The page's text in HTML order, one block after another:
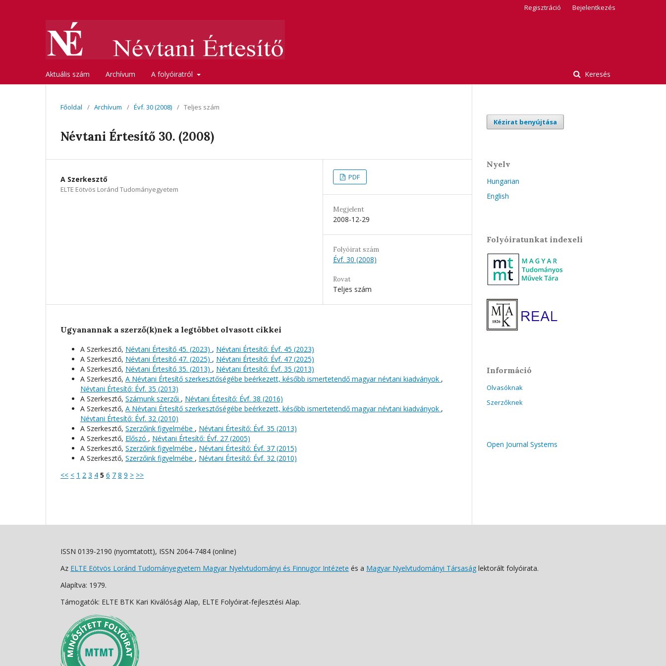
Aktuális szám Archívum A folyóiratról Keresés
Regisztráció Bejelentkezés
Főoldal / Archívum / Évf. 30 (2008) / Teljes szám
Névtani Értesítő 30. (2008)
A Szerkesztő
ELTE Eötvös Loránd Tudományegyetem
PDF
Megjelent
2008-12-29
Folyóirat szám
Évf. 30 (2008)
Rovat
Teljes szám
Ugyanannak a szerző(k)nek a legtöbbet olvasott cikkei
A Szerkesztő, Névtani Értesítő 45. (2023) , Névtani Értesítő: Évf. 45 (2023)
A Szerkesztő, Névtani Értesítő 47. (2025) , Névtani Értesítő: Évf. 47 (2025)
A Szerkesztő, Névtani Értesítő 35. (2013) , Névtani Értesítő: Évf. 35 (2013)
A Szerkesztő, A Névtani Értesítő szerkesztőségébe beérkezett, később ismertetendő magyar névtani kiadványok ,
Névtani Értesítő: Évf. 35 (2013)
A Szerkesztő, Számunk szerzői , Névtani Értesítő: Évf. 38 (2016)
A Szerkesztő, A Névtani Értesítő szerkesztőségébe beérkezett, később ismertetendő magyar névtani kiadványok ,
Névtani Értesítő: Évf. 32 (2010)
A Szerkesztő, Szerzőink figyelmébe , Névtani Értesítő: Évf. 35 (2013)
A Szerkesztő, Előszó , Névtani Értesítő: Évf. 27 (2005)
A Szerkesztő, Szerzőink figyelmébe , Névtani Értesítő: Évf. 37 (2015)
A Szerkesztő, Szerzőink figyelmébe , Névtani Értesítő: Évf. 32 (2010)
<< < 1 2 3 4 5 6 7 8 9 > >>
Kézirat benyújtása
Nyelv
Hungarian
English
Folyóiratunkat indexeli
Információ
Olvasóknak
Szerzőknek
Open Journal Systems
ISSN 0139-2190 (nyomtatott), ISSN 2064-7484 (online)
Az ELTE Eötvös Loránd Tudományegyetem Magyar Nyelvtudományi és Finnugor Intézete és a Magyar Nyelvtudományi Társaság lektorált folyóirata.
Alapítva: 1979.
Támogatók: ELTE BTK Kari Kiválósági Alap, ELTE Folyóirat-fejlesztési Alap.